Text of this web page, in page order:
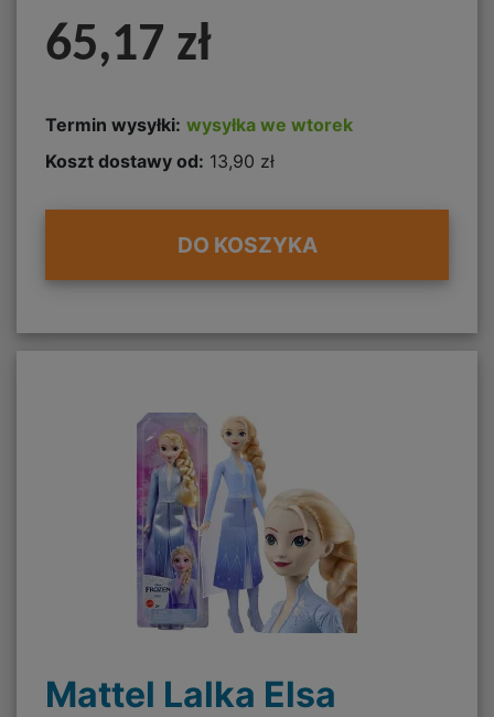
65,17 zł
Termin wysyłki: wysyłka we wtorek
Koszt dostawy od: 13,90 zł
DO KOSZYKA
Mattel Lalka Elsa